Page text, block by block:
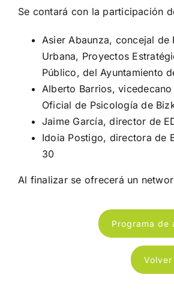
Se contará con la participación
Asier Abaunza, concejal de
Urbana, Proyectos
Público, del Ayuntamiento
Alberto Barrios,
Oficial de Psicología de
Jaime García, director de
Idoia Postigo, directora de
30
Al finalizar se ofrecerá un
Programa de